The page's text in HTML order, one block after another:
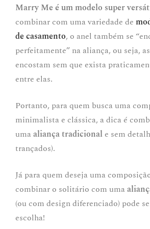
Marry Me é um modelo super
combinar com uma variedade de
de casamento, o anel também se
perfeitamente” na aliança, ou seja,
encostam sem que exista
entre elas.
Portanto, para quem busca uma
minimalista e clássica, a dica é
umaaliança tradicional e sem
trançados).
Já para quem deseja uma
combinar o solitário com uma
(ou com design diferenciado) pode
escolha!